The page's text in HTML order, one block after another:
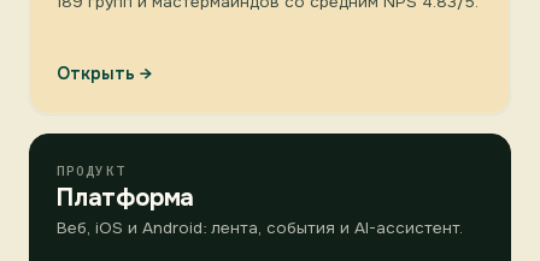
Открыть →
ПРОДУКТ
Платформа
Веб, iOS и Android: лента, события и AI-ассистент.